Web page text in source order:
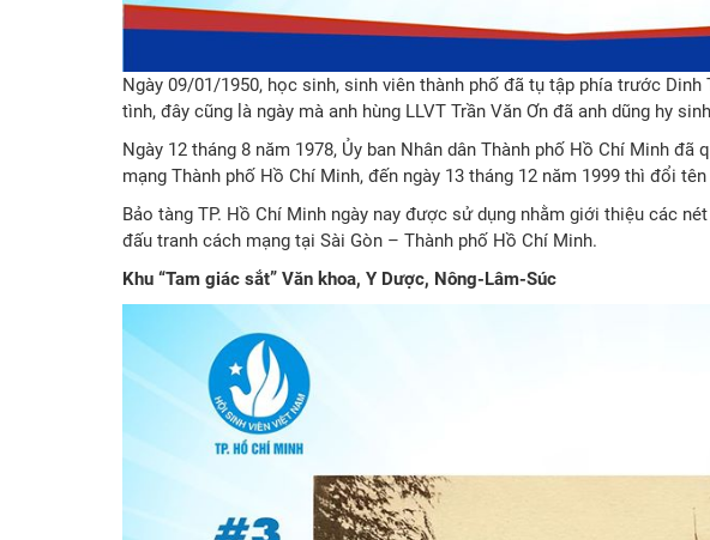
Ngày 09/01/1950, học sinh, sinh viên thành phố đã tụ tập phía trước
tình, đây cũng là ngày mà anh hùng LLVT Trần Văn Ơn đã anh dũng hy
Ngày 12 tháng 8 năm 1978, Ủy ban Nhân dân Thành phố Hồ Chí Minh
mạng Thành phố Hồ Chí Minh, đến ngày 13 tháng 12 năm 1999 thì đổi
Bảo tàng TP. Hồ Chí Minh ngày nay được sử dụng nhằm giới thiệu các
đấu tranh cách mạng tại Sài Gòn – Thành phố Hồ Chí Minh.
Khu “Tam giác sắt” Văn khoa, Y Dược, Nông-Lâm-Súc